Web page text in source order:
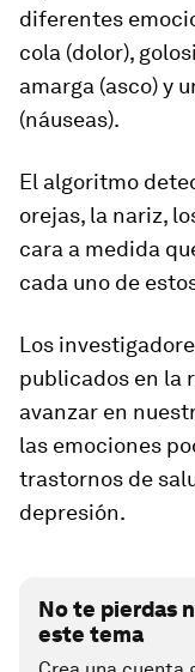
diferentes
cola (dolor),
amarga (asco) y
(náuseas).
El algoritmo
orejas, la nariz,
cara a medida
cada uno de
Los
publicados en la
avanzar en
las emociones
trastornos de
depresión.
No te pierdas
este tema